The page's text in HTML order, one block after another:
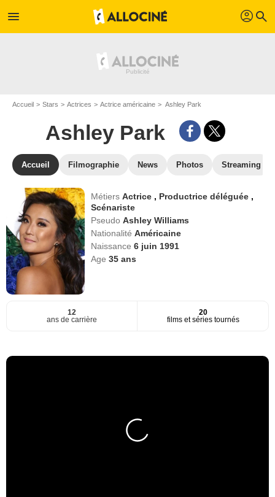
menu profil search
Accueil Stars Actrices Actrice américaine Ashley Park
Ashley Park
Accueil Filmographie News Photos Streaming
MétiersActrice , Productrice déléguée ,
Scénariste
PseudoAshley Williams
NationalitéAméricaine
Naissance6 juin 1991
Age35 ans
12
ans de carrière
20
films et séries tournés